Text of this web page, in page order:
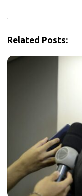
Related Posts: